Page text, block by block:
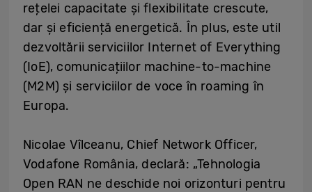
rețelei capacitate și flexibilitate crescute,
dar și eficiență energetică. În plus, este util
dezvoltării serviciilor Internet of Everything
(IoE), comunicațiilor machine-to-machine
(M2M) și serviciilor de voce în roaming în
Europa.
Nicolae Vîlceanu, Chief Network Officer,
Vodafone România, declară: „Tehnologia
Open RAN ne deschide noi orizonturi pentru